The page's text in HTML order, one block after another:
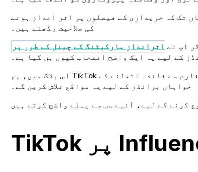
تک کہ خریداری کے فیصلوں پر اثر انداز ہونے
کی صلاحیت رکھتے ہیں۔
آپ نے
کے لیے یہ ایک واضح انتخاب کیوں بن گیا ہے۔
اس بلاگ میں، ہم TikTok پر متاثر کن ماحولیاتی نظام کے عروج کا جائزہ لیں گے، اس کی کامیابی کے پیچھے اسباب اور اس طاقتور پلیٹ فارم سے فائدہ اٹھانے کے
خواہاں برانڈز کے لیے یہ مواقع تلاش کریں گے۔